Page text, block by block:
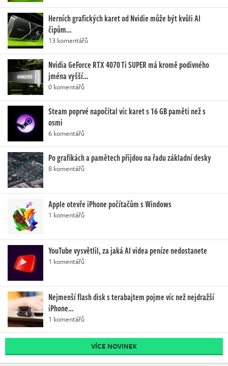
Herních grafických karet od Nvidie může být kvůli AI
čipům…
13 komentářů
Nvidia GeForce RTX 4070 Ti SUPER má kromě podivného
jména vyšší…
0 komentářů
Steam poprvé napočítal víc karet s 16 GB paměti než s
osmi
6 komentářů
Po grafikách a pamětech přijdou na řadu základní desky
8 komentářů
Apple otevře iPhone počítačům s Windows
1 komentářů
YouTube vysvětlil, za jaká AI videa peníze nedostanete
1 komentářů
Nejmenší flash disk s terabajtem pojme víc než nejdražší
iPhone…
1 komentářů
VÍCE NOVINEK